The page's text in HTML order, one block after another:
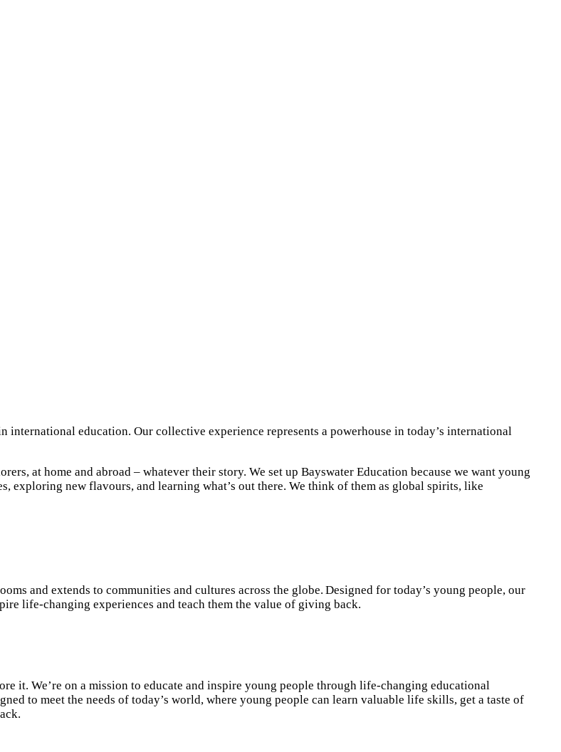
international education. Our collective experience represents a powerhouse in today’s international
at home and abroad – whatever their story. We set up Bayswater Education because we want young
new flavours, and learning what’s out there. We think of them as global spirits, like
and extends to communities and cultures across the globe. Designed for today’s young people, our
life-changing experiences and teach them the value of giving back.
it. We’re on a mission to educate and inspire young people through life-changing educational
to meet the needs of today’s world, where young people can learn valuable life skills, get a taste of